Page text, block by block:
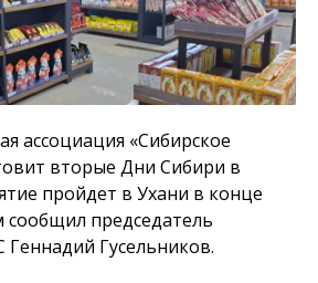
ассоциация «Сибирское
вторые Дни Сибири в
пройдет в Ухани в конце
сообщил председатель
Гусельников.